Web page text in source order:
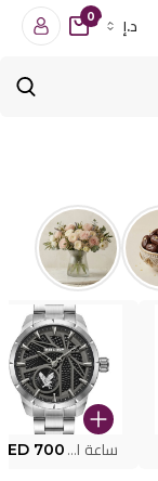
د.إ
0
ساعة البوليس PEWJG2227302 700